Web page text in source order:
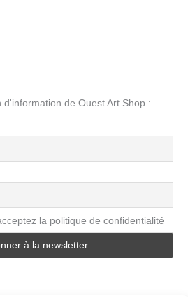
de Ouest Art Shop :
la politique de confidentialité